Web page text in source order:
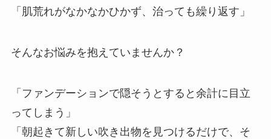
「肌荒れがなかなかひかず、治っても繰り返す」
そんなお悩みを抱えていませんか？
「ファンデーションで隠そうとすると余計に目立
ってしまう」
「朝起きて新しい吹き出物を見つけるだけで、そ